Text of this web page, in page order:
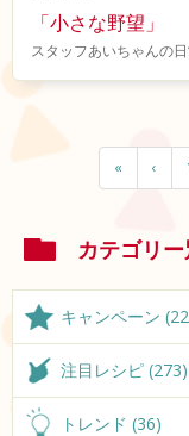
「小さな野望」
スタッフあいちゃんの
« ‹
カテゴリ
キャンペーン
注目レシピ (273)
トレンド (36)